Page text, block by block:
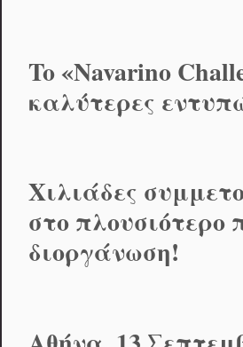
To«Navarino
καλύτερες
Χιλιάδες
στο
διοργάνωση!